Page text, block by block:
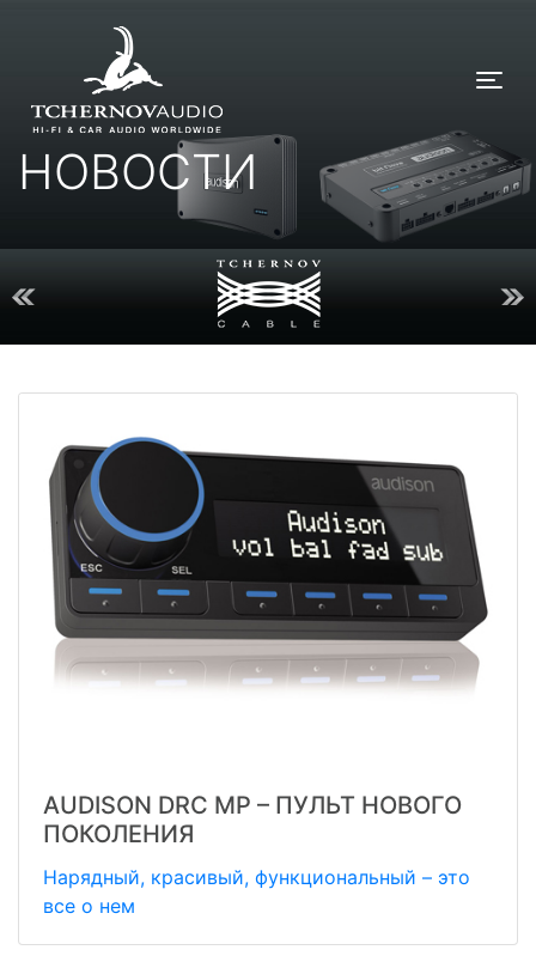
НОВОСТИ
AUDISON DRC MP – ПУЛЬТ НОВОГО
ПОКОЛЕНИЯ
Нарядный, красивый, функциональный – это
все о нем